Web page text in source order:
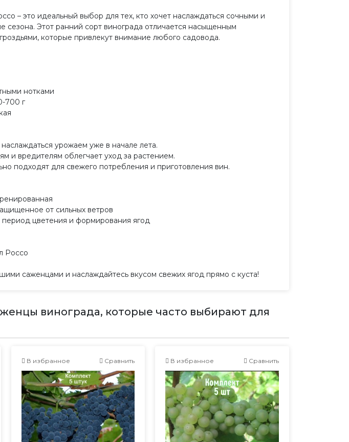
– это идеальный выбор для тех, кто хочет наслаждаться сочными и
сезона. Этот ранний сорт винограда отличается насыщенным
которые привлекут внимание любого садовода.
нотками
700 г
урожаем уже в начале лета.
и вредителям облегчает уход за растением.
подходят для свежего потребления и приготовления вин.
от сильных ветров
цветения и формирования ягод
Россо
саженцами и наслаждайтесь вкусом свежих ягод прямо с куста!
винограда, которые часто выбирают для
В избранное Сравнить В избранное Сравнить